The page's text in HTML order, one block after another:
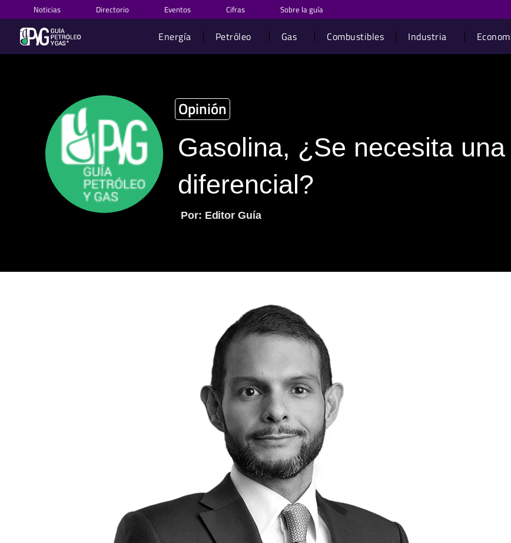
al
contenido
Noticias Directorio Eventos Cifras Sobre la guía
Energía Petróleo Gas Combustibles Industria
Opinión
Gasolina, ¿Se necesita
diferencial?
Por: Editor Guía